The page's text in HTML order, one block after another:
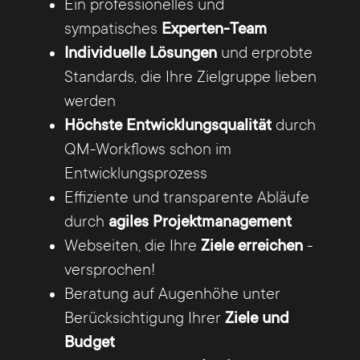
Online-Strategie, mit der Sie den Traffic
Ihrer Webseite erhöhen und Ihr Google-
Ranking verbessern.
Effizientes Marketing
Neben Kosten sparen Sie auch Zeit, wenn
Sie die Zusammenarbeit mit einer
erfahrenen und professionellen Online
Agentur suchen. Gerade in der
Suchmaschinenoptimierung können
Wochen und Monate vergehen, bis Sie
sichtbare Erfolge verzeichnen. Mit
Ein professionelles und
sympatisches Experten-Team
Individuelle Lösungen und erprobte
Standards, die Ihre Zielgruppe lieben
werden
Höchste Entwicklungsqualität durch
QM-Workflows schon im
Entwicklungsprozess
Effiziente und transparente Abläufe
durch agiles Projektmanagement
Webseiten, die Ihre Ziele erreichen -
versprochen!
Beratung auf Augenhöhe unter
Berücksichtigung Ihrer Ziele und
Budget